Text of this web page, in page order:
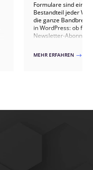
Formulare sind ein
Bestandteil jeder
die ganze
in WordPress: ob für
Newsletter-
Interaktionen mit
MEHR ERFAHREN $